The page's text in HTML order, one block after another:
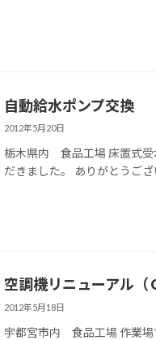
自動給水ポンプ交換
2012年5月20日
栃木県内 食品工場 床置式受
だきました。 ありがとうござ
空調機リニューアル（
2012年5月18日
宇都宮市内 食品工場 作業場